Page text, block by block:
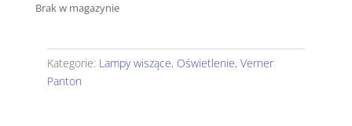
Brak w magazynie
Kategorie: Lampy wiszące, Oświetlenie, Verner
Panton